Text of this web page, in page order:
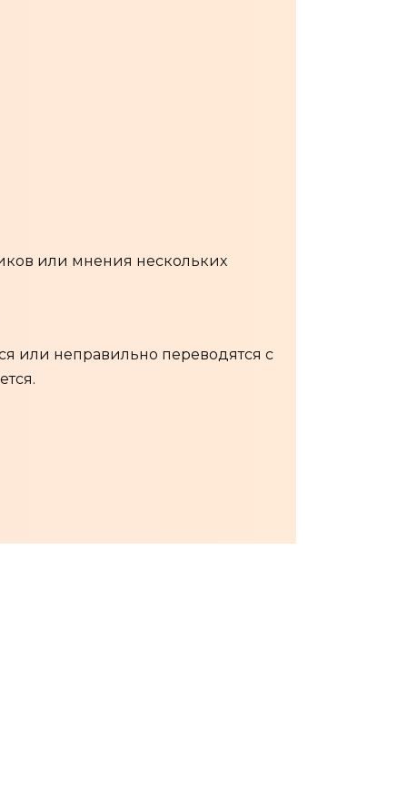
или мнения нескольких
или неправильно переводятся с